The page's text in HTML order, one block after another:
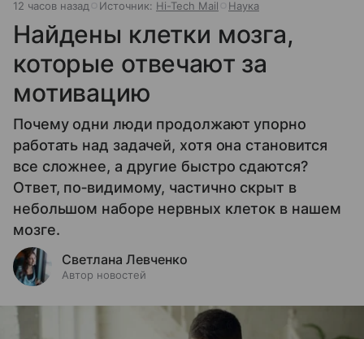
12 часов назад Источник: Hi-Tech Mail Наука
Найдены клетки мозга,
которые отвечают за
мотивацию
Почему одни люди продолжают упорно
работать над задачей, хотя она становится
все сложнее, а другие быстро сдаются?
Ответ, по‑видимому, частично скрыт в
небольшом наборе нервных клеток в нашем
мозге.
Светлана Левченко
Автор новостей